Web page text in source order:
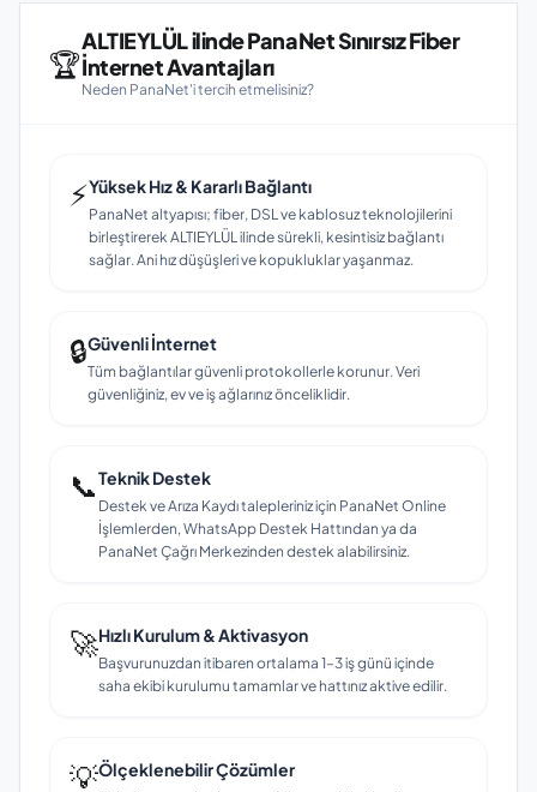
🏆
ALTIEYLÜL ilinde PanaNet Sınırsız Fiber
İnternet Avantajları
Neden PanaNet'i tercih etmelisiniz?
⚡Yüksek Hız & Kararlı Bağlantı
PanaNet altyapısı; fiber, DSL ve kablosuz teknolojilerini
birleştirerek ALTIEYLÜL ilinde sürekli, kesintisiz bağlantı
sağlar. Ani hız düşüşleri ve kopukluklar yaşanmaz.
🔒Güvenli İnternet
Tüm bağlantılar güvenli protokollerle korunur. Veri
güvenliğiniz, ev ve iş ağlarınız önceliklidir.
📞Teknik Destek
Destek ve Arıza Kaydı talepleriniz için PanaNet Online
İşlemlerden, WhatsApp Destek Hattından ya da
PanaNet Çağrı Merkezinden destek alabilirsiniz.
🚀Hızlı Kurulum & Aktivasyon
Başvurunuzdan itibaren ortalama 1–3 iş günü içinde
saha ekibi kurulumu tamamlar ve hattınız aktive edilir.
💡Ölçeklenebilir Çözümler